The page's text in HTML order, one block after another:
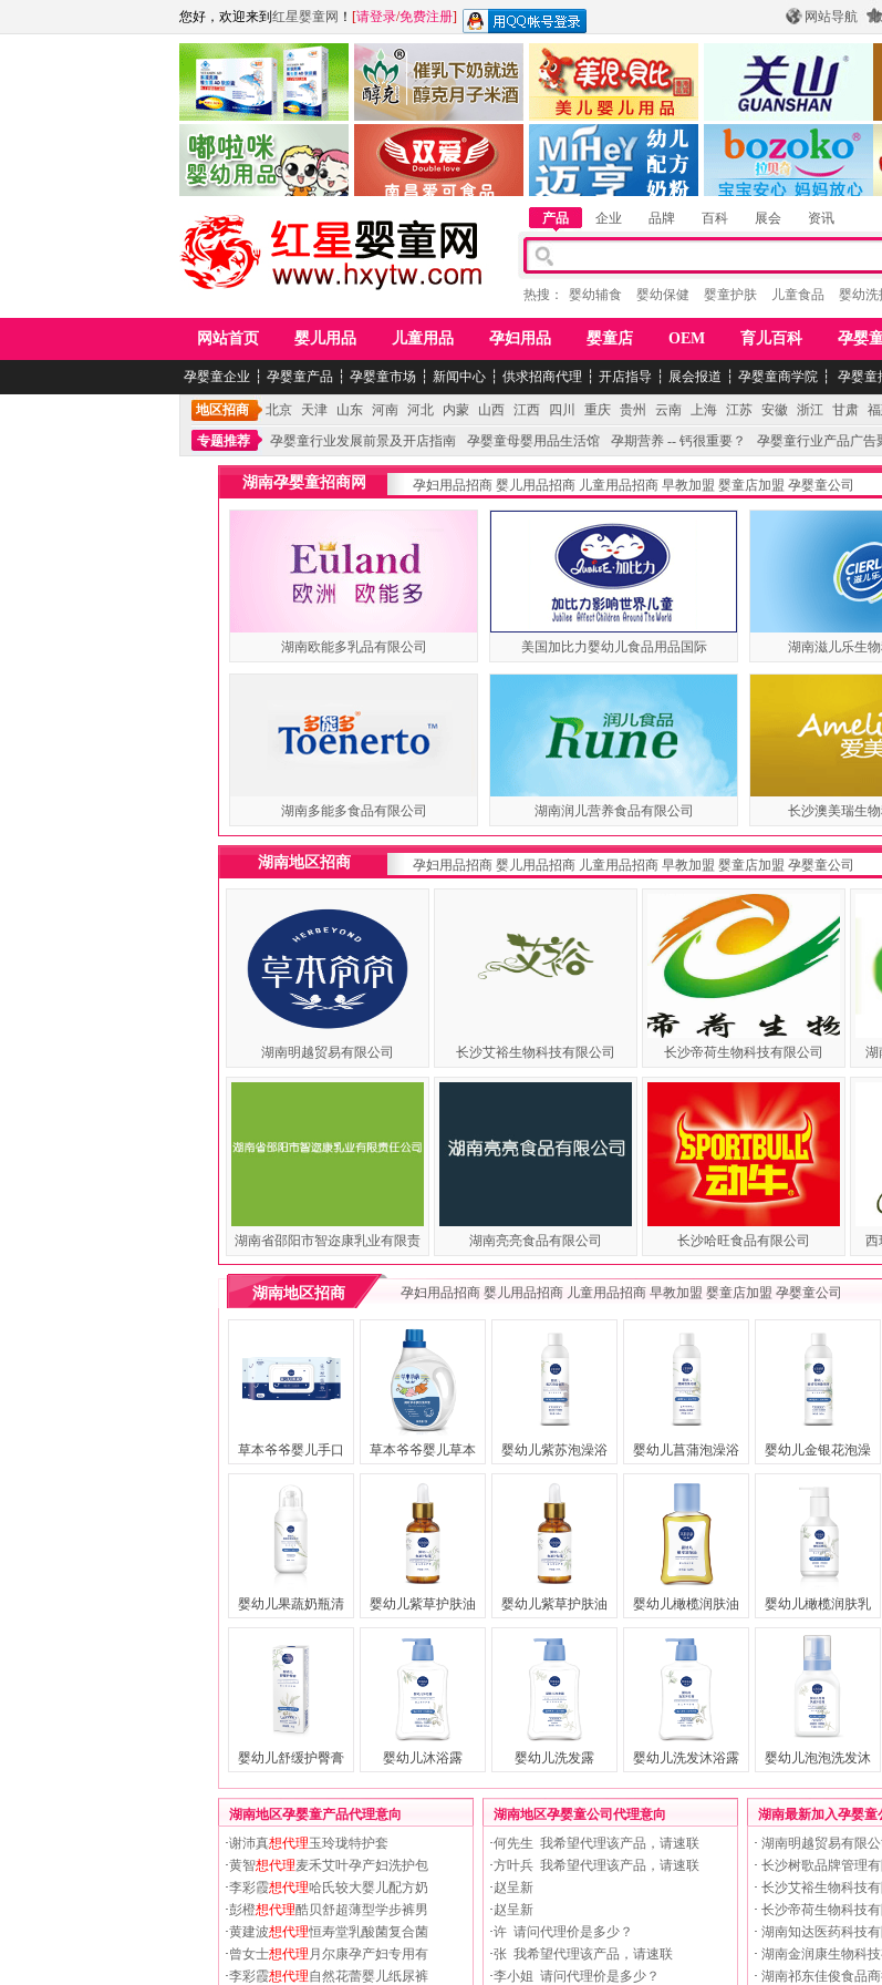
网站导航
您好，欢迎来到 红星婴童网 ！ [请登录/免费注册]
江西麦嘟嘟食品有限公司
青岛嘟啦咪婴幼儿用品公司
江西醇之客月子米酒 惠州市美儿婴儿用品公司
湖南迈亨母婴用品有限公司
陕西关山乳业有限公司
香港欧嘻高婴童用品公司
产品 企业 品牌 百科 展会 资讯
热搜： 婴幼辅食 婴幼保健 婴童护肤 儿童食品 婴幼洗
网站首页 婴儿用品 儿童用品 孕妇用品 婴童店 OEM 育儿百科 孕婴
孕婴童企业 ┆ 孕婴童产品 ┆ 孕婴童市场 ┆ 新闻中心 ┆ 供求招商代理 ┆ 开店指导 ┆ 展会报道 ┆ 孕婴童商学院 ┆ 孕婴童
地区招商 北京 天津 山东 河南 河北 内蒙 山西 江西 四川 重庆 贵州 云南 上海 江苏 安徽 浙江 甘肃
专题推荐
孕婴童行业发展前景及开店指南 孕婴童母婴用品生活馆 孕期营养 -- 钙很重要？ 孕婴童行业产品广告
湖南孕婴童招商网 孕妇用品招商 婴儿用品招商 儿童用品招商 早教加盟 婴童店加盟 孕婴童公司
湖南欧能多乳品有限公司 美国加比力婴幼儿食品用品国际 湖南滋儿乐生
湖南多能多食品有限公司 湖南润儿营养食品有限公司 长沙澳美瑞生
湖南地区招商 孕妇用品招商 婴儿用品招商 儿童用品招商 早教加盟 婴童店加盟 孕婴童公司
湖南明越贸易有限公司 长沙艾裕生物科技有限公司 长沙帝荷生物科技有限公司 湖
湖南省邵阳市智迩康乳业有限责 湖南亮亮食品有限公司 长沙哈旺食品有限公司 西
湖南地区招商 孕妇用品招商 婴儿用品招商 儿童用品招商 早教加盟 婴童店加盟 孕婴童公司
草本爷爷婴儿手口 草本爷爷婴儿草本 婴幼儿紫苏泡澡浴 婴幼儿菖蒲泡澡浴 婴幼儿金银花泡澡
婴幼儿果蔬奶瓶清 婴幼儿紫草护肤油 婴幼儿紫草护肤油 婴幼儿橄榄润肤油 婴幼儿橄榄润肤乳
婴幼儿舒缓护臀膏 婴幼儿沐浴露 婴幼儿洗发露 婴幼儿洗发沐浴露 婴幼儿泡泡洗发沐
湖南地区孕婴童产品代理意向
·谢沛真想代理玉玲珑特护套
·黄智想代理麦禾艾叶孕产妇洗护包
·李彩霞想代理哈氏较大婴儿配方奶
·彭橙想代理酷贝舒超薄型学步裤男
·黄建波想代理恒寿堂乳酸菌复合菌
·曾女士想代理 月尔康孕产妇专用有
·李彩霞想代理自然花蕾婴儿纸尿裤
湖南地区孕婴童公司代理意向
·何先生 我希望代理该产品，请速联
·方叶兵 我希望代理该产品，请速联
·赵呈新
·赵呈新
·许 请问代理价是多少？
·张 我希望代理该产品，请速联
·李小姐 请问代理价是多少？
湖南最新加入孕婴童
· 湖南明越贸易有限公
· 长沙树歌品牌管理
· 长沙艾裕生物科技有
· 长沙帝荷生物科技有
· 湖南知达医药科技有
· 湖南金润康生物科技
· 湖南祁东佳俊食品